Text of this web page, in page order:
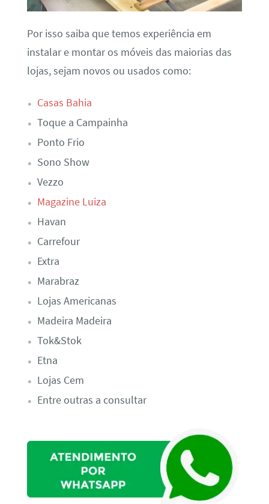
Por isso saiba que temos experiência em
instalar e montar os móveis das maiorias das
lojas, sejam novos ou usados como:
Casas Bahia
Toque a Campainha
Ponto Frio
Sono Show
Vezzo
Magazine Luiza
Havan
Carrefour
Extra
Marabraz
Lojas Americanas
Madeira Madeira
Tok&Stok
Etna
Lojas Cem
Entre outras a consultar